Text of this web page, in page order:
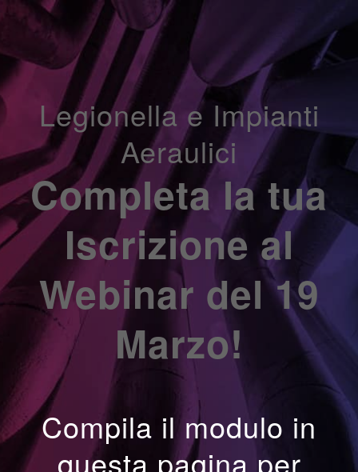
Legionella e Impianti
Aeraulici
Completa la tua
Iscrizione al
Webinar del 19
Marzo!
Compila il modulo in
questa pagina per